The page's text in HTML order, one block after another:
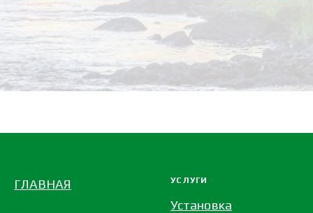
ГЛАВНАЯ УСЛУГИ
Установка